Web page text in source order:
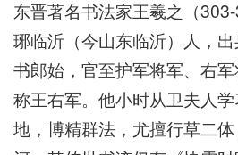
东晋著名书法家王羲之（
琊临沂（今山东临沂）人，
书郎始，官至护军将军、右
称王右军。他小时从卫夫人
地，博精群法，尤擅行草二